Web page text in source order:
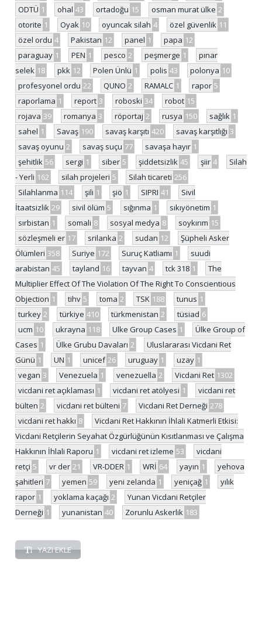
ODTÜ 1 ohal 43 ortadoğu 15 osman murat ülke 2
otorite 1 Oyak 10 oyuncak silah 4 özel güvenlik 11
özel ordu 4 Pakistan 12 panel 1 papa 12
paraguay 1 PEN 1 pesco 2 peşmerge 1
pınar
selek 18 pkk 12 Polen Ünlü 1 polis 43 polonya 10
profesyonel ordu 22 QUNO 2 RAMALC 1 rapor 5
raporlama 1 report 3 roboski 34 robot 15
rojava 39 romanya 3 röportaj 2 rusya 150 sağlık 1
sahel 1 Savaş 190 savaş karşıtı 420 savaş karşıtlığı 3
savaş oyunu 2 savaş suçu 77 savaşa hayır 1
şehitlik 56 sergi 1 siber 5 şiddetsizlik 45 şiir 4
Silah
- Yerli 162 silah projeleri 5 Silah ticareti 256
Silahlanma 114 şili 1 şiö 1 SIPRI 41
Sivil
İtaatsizlik 29 sivil ölüm 5 sığınma 1 sıkıyönetim 1
sırbistan 1 somali 8 sosyal medya 8 soykırım 15
sözleşmeli er 17 srilanka 2 sudan 12
Şüpheli Asker
Ölümleri 358 Suriye 172 Suruç Katliamı 1
suudi
arabistan 45 tayland 16 tayvan 4 tck 318 1
The
Multiplier Effect Of The Violation Of The Right To Conscientious
Objection 1 tihv 5 toma 2 TSK 188 tunus 1
turkey 2 türkiye 410 türkmenistan 2 tüsiad 6
ucm 10 ukrayna 118 Ulke Group Cases 1
Ülke Group of
Cases 1 Ülke Grubu Davaları 2
Uluslararası Vicdani Ret
Günü 1 UN 1 unicef 26 uruguay 1 uzay 1
vegan 3 Venezuela 1 venezuella 2 Vicdani Ret 1302
vicdani ret açıklaması 1 vicdani ret atölyesi 1
vicdani ret
bülten 2 vicdani ret bülteni 7 Vicdani Ret Derneği 278
vicdani ret hakkı 8
Vicdani Ret Hakkının İhlali Katmerli Etkisi:
Vicdani Retçilerin Seyahat Özgürlüğünün Kısıtlanması ve Çalışma
Hakkının İhlali Raporu 1 vicdani ret izleme 53
vicdani
retçi 5 vr der 21 VR-DDER 1 WRİ 64 yayın 1
yehova
şahitleri 7 yemen 59 yeni zelanda 1 yeniçağ 1
yılık
rapor 1 yoklama kaçağı 2
Yunan Vicdani Retçiler
Derneği 1 yunanistan 40 Zorunlu Askerlik 183
YAZI EKLE